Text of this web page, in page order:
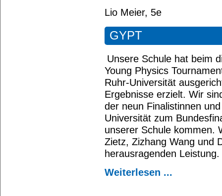
Lio Meier, 5e
GYPT
Unsere Schule hat beim
Young Physics
Ruhr-Universität
Ergebnisse erzielt. Wir
der neun Finalistinnen
Universität zum
unserer Schule kommen.
Zietz, Zizhang Wang und
herausragenden Leistung.
Weiterlesen ...